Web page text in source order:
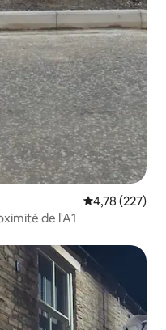
Évaluation
4,78 (227)
de l'A1